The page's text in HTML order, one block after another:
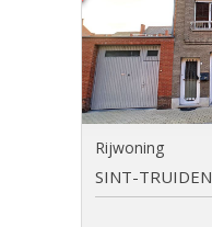
Rijwoning
SINT-TRUIDEN